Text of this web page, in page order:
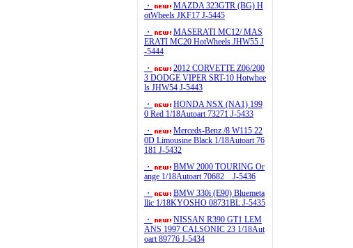
・
MAZDA 323GTR (BG) H
otWheels JKF17 J-5445
・
MASERATI MC12/ MAS
ERATI MC20 HotWheels JHW55 J
-5444
・
2012 CORVETTE Z06/200
3 DODGE VIPER SRT-10 Hotwhee
ls JHW54 J-5443
・
HONDA NSX (NA1) 199
0 Red 1/18Autoart 73271 J-5433
・
Merceds-Benz /8 W115 22
0D Limousine Black 1/18Autoart 76
181 J-5432
・
BMW 2000 TOURING Or
ange 1/18Autoart 70682 J-5436
・
BMW 330i (E90) Bluemeta
llic 1/18KYOSHO 08731BL J-5435
・
NISSAN R390 GT1 LEM
ANS 1997 CALSONIC 23 1/18Aut
oart 89776 J-5434